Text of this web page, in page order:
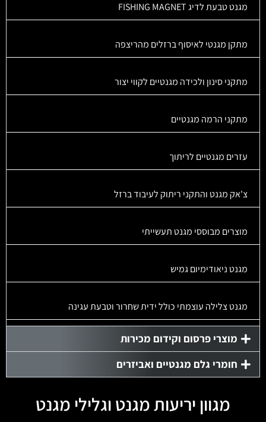
מגנט טבעת לדיג FISHING MAGNET
מתקן מגנטי לאיסוף ברזלים מהריצפה
מתקני סינון ולכידה מגנטיים לקווי יצור
מתקני הרמה מגנטיים
עזרים מגנטיים לריתוך
צ'אק מגנט והתקני ריתוק לעיבוד ברזל
מוצרים מבוססי מגנט תעשייתי
מגנט ניאודימיום גמיש
מגנט צלילה עוצמתי כולל ידית שחרור וטבעת עגינה
מוצרי פרסום וקידום מכירות
חומרי גלם מגנטיים ואביזרים
מגוון יריעות מגנט וגלילי מגנט